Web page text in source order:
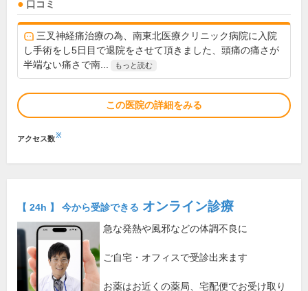
口コミ
三叉神経痛治療の為、南東北医療クリニック病院に入院
し手術をし5日目で退院をさせて頂きました、頭痛の痛さが
半端ない痛さで南...
もっと読む
この医院の詳細をみる
アクセス数※
【 24h 】 今から受診できる オンライン診療
急な発熱や風邪などの体調不良に
ご自宅・オフィスで受診出来ます
お薬はお近くの薬局、宅配便でお受け取り